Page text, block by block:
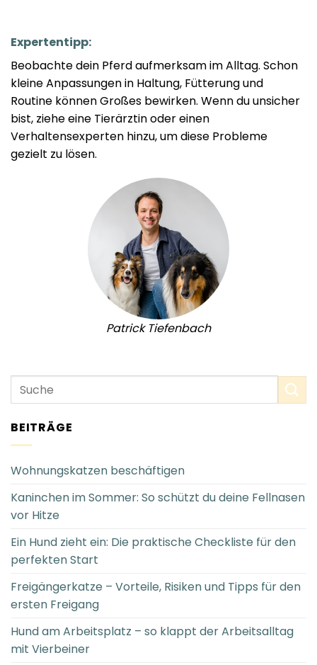
Patrick Tiefenbach
Expertentipp:
Beobachte dein Pferd aufmerksam im Alltag. Schon
kleine Anpassungen in Haltung, Fütterung und
Routine können Großes bewirken. Wenn du unsicher
bist, ziehe eine Tierärztin oder einen
Verhaltensexperten hinzu, um diese Probleme
gezielt zu lösen.
BEITRÄGE
Wohnungskatzen beschäftigen
Kaninchen im Sommer: So schützt du deine Fellnasen
vor Hitze
Ein Hund zieht ein: Die praktische Checkliste für den
perfekten Start
Freigängerkatze – Vorteile, Risiken und Tipps für den
ersten Freigang
Hund am Arbeitsplatz – so klappt der Arbeitsalltag
mit Vierbeiner